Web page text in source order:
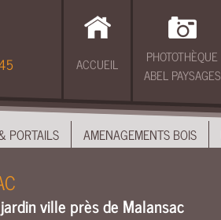
ACCUEIL
PHOTOTHÈQUE
ABEL PAYSAGES
PORTAILS AMENAGEMENTS BOIS
ville près de Malansac